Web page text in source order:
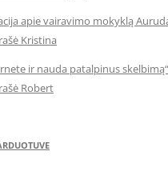
apie vairavimo mokyklą
Kristina
ir nauda patalpinus skelbimą“
Robert